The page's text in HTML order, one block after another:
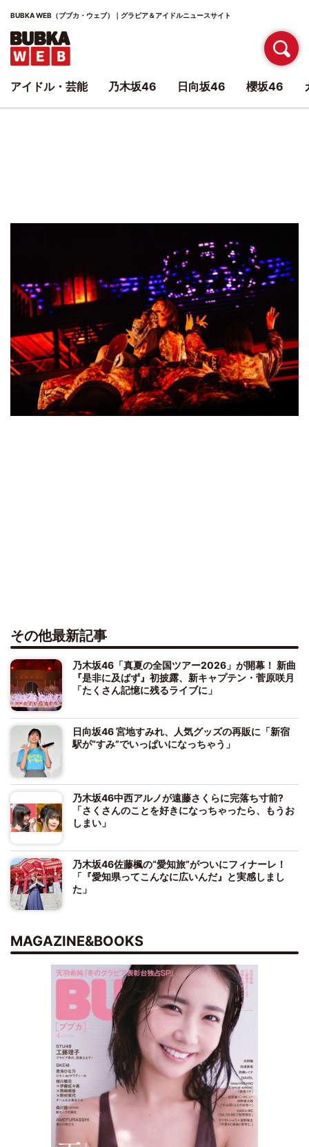
BUBKA WEB（ブブカ・ウェブ）｜グラビア＆アイドルニュースサイト
その他最新記事
乃木坂46「真夏の全国ツアー2026」が開幕！ 新曲
『是非に及ばず』初披露、新キャプテン・菅原咲月
「たくさん記憶に残るライブに」
日向坂46 宮地すみれ、人気グッズの再販に「新宿
駅が“すみ”でいっぱいになっちゃう」
乃木坂46中西アルノが遠藤さくらに完落ち寸前?
「さくさんのことを好きになっちゃったら、もうお
しまい」
乃木坂46佐藤楓の“愛知旅”がついにフィナーレ！
「『愛知県ってこんなに広いんだ』と実感しまし
た」
MAGAZINE&BOOKS
アイドル・芸能 乃木坂46 日向坂46 櫻坂46